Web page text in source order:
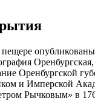
Оренбургская,
Оренбургской
и Имперской
Рычковым» в